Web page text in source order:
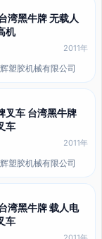
湾黑牛牌 无载人
机
2011年
塑胶机械有限公司
叉车 台湾黑牛牌
车
2011年
塑胶机械有限公司
湾黑牛牌 载人电
车